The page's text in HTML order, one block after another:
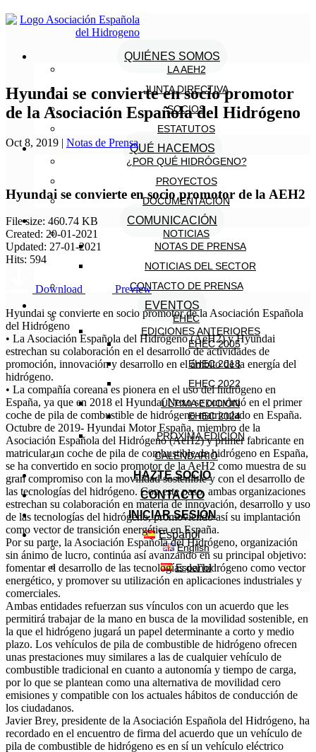
QUIÉNES SOMOS
LA AEH2
JUNTA DIRECTIVA
SOCIOS
ESTATUTOS
QUÉ HACEMOS
¿POR QUÉ HIDRÓGENO?
PROYECTOS
DOCUMENTACIÓN
COMUNICACIÓN
NOTICIAS
NOTAS DE PRENSA
NOTICIAS DEL SECTOR
CONTACTO DE PRENSA
EVENTOS
EHEC
EDICIONES ANTERIORES
EHEC 2005
EHEC 2018
EHEC 2022
ÚLTIMA EDICIÓN
EHEC 2024
PRÓXIMA EDICIÓN
CALENDARIO
HAZTE SOCIO
CONTACTO
INICIAR SESIÓN
Español
English
Español
Hyundai se convierte en socio promotor
de la Asociación Española del Hidrógeno
Oct 8, 2019 | Notas de Prensa
Hyundai se convierte en socio promotor de la AEH2
File size: 460.74 KB
Created: 20-01-2021
Updated: 27-01-2021
Hits: 594
Download
Preview
Hyundai se convierte en socio promotor de la Asociación Española
del Hidrógeno
• La Asociación Española del Hidrógeno (AeH2) y Hyundai
estrechan su colaboración en el desarrollo de actividades de
promoción, innovación y desarrollo en el ámbito de la energía del
hidrógeno.
• La compañía coreana es pionera en el uso del hidrógeno en
España, ya que en 2018 el Hyundai Nexo se convirtió en el primer
coche de pila de combustible de hidrógeno matriculado en España.
Octubre de 2019- Hyundai Motor España, miembro de la
Asociación Española del Hidrógeno (AeH2) y primer fabricante en
matricular un coche de pila de combustible de hidrógeno en España,
se ha convertido en socio promotor de la AeH2 como muestra de su
gran compromiso con la movilidad sostenible y con el desarrollo de
las tecnologías del hidrógeno. Con este paso, ambas organizaciones
estrechan su colaboración en materia de innovación, desarrollo y uso
de las tecnologías del hidrógeno, promoviendo así su implantación
como vector de transición energética en España.
Por su parte, la Asociación Española del Hidrógeno, organización
sin ánimo de lucro, continúa así avanzando en su principal objetivo:
fomentar el desarrollo de las tecnologías del hidrógeno como vector
energético, y promover su utilización en aplicaciones industriales y
comerciales.
Ambas entidades refuerzan sus vínculos con un acuerdo que les
permitirá trabajar de la mano en busca de la movilidad sostenible, en
la que el hidrógeno jugará un papel determinante a corto y medio
plazo. Los vehículos de pila de combustible de hidrógeno ofrecen
unas prestaciones muy similares a las de cualquier vehículo de
combustible tradicional en cuanto a autonomía y tiempo de carga,
por lo que se plantean como una alternativa de movilidad cero
emisiones y compatible con los actuales hábitos de conducción de
los ciudadanos.
Javier Brey, presidente de la Asociación Española del Hidrógeno, ha
recordado en el encuentro de firma del acuerdo que un vehículo de
pila de combustible de hidrógeno es en sí un vehículo eléctrico